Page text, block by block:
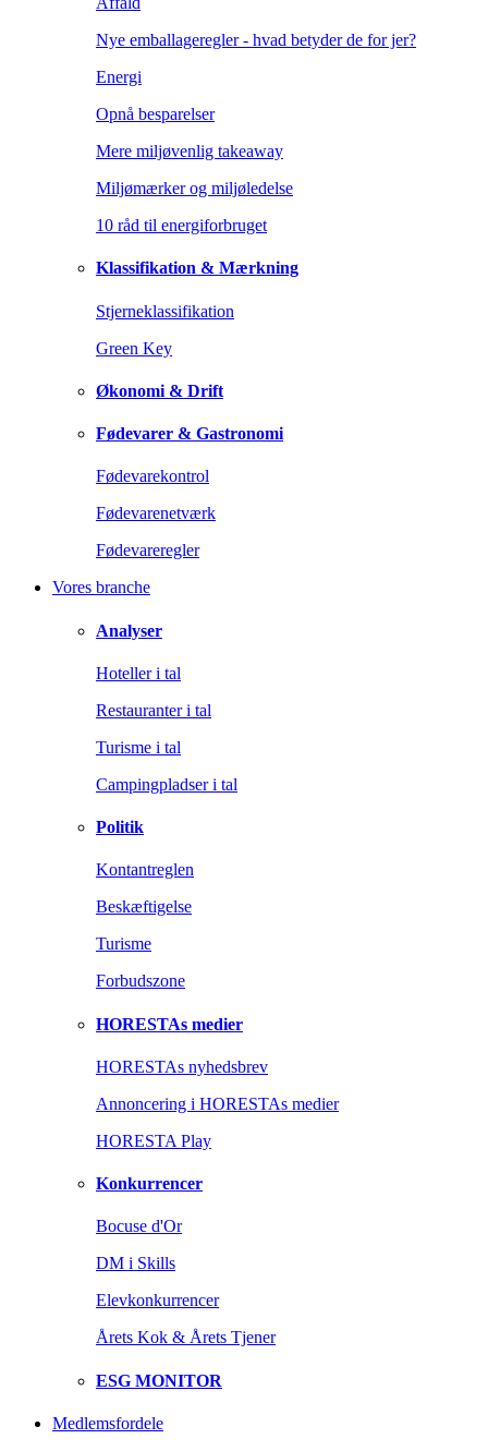
Nye emballageregler - hvad betyder de for jer?
Energi
Opnå besparelser
Mere miljøvenlig takeaway
Miljømærker og miljøledelse
10 råd til energiforbruget
Klassifikation & Mærkning
Stjerneklassifikation
Green Key
Økonomi & Drift
Fødevarer & Gastronomi
Fødevarekontrol
Fødevarenetværk
Fødevareregler
Vores branche
Analyser
Hoteller i tal
Restauranter i tal
Turisme i tal
Campingpladser i tal
Politik
Kontantreglen
Beskæftigelse
Turisme
Forbudszone
HORESTAs medier
HORESTAs nyhedsbrev
Annoncering i HORESTAs medier
HORESTA Play
Konkurrencer
Bocuse d'Or
DM i Skills
Elevkonkurrencer
Årets Kok & Årets Tjener
ESG MONITOR
Medlemsfordele